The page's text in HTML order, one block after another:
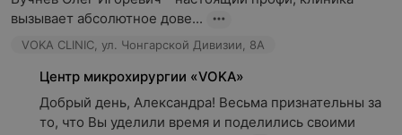
вызывает абсолютное дове...
VOKA CLINIC, ул. Чонгарской Дивизии, 8А
Центр микрохирургии «VOKA»
Добрый день, Александра! Весьма признательны за
то, что Вы уделили время и поделились своими